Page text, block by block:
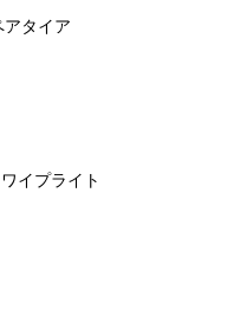
アタイア
イプライト